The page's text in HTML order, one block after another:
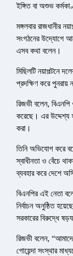
ইঙ্গিত বা অশুভ
মঙ্গলবার রাজধানীর
সংগঠনের উদ্যোগে
এসব কথা বলেন।
মিছিলটি নয়াপল্টনে
প্রদক্ষিণ করে পুনরায়
রিজভী বলেন,
করেছে। এর উদ্দেশ্য
করা।
তিনি অভিযোগ করে
স্বাধীনতা ও বেঁচে
ব্যবহার করে দেশে
বিএনপির এই নেতা
নির্বাচন অনুষ্ঠিত
সরকারের বিরুদ্ধে
রিজভী বলেন,
গোয়েন্দা সংস্থার